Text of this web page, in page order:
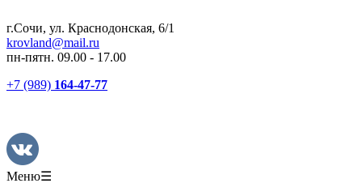
г.Сочи, ул. Краснодонская, 6/1
krovland@mail.ru
пн-пятн. 09.00 - 17.00
+7 (989) 164-47-77
Меню☰